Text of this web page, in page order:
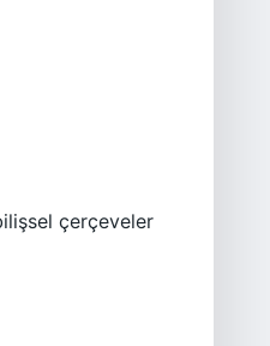
çerçeveler